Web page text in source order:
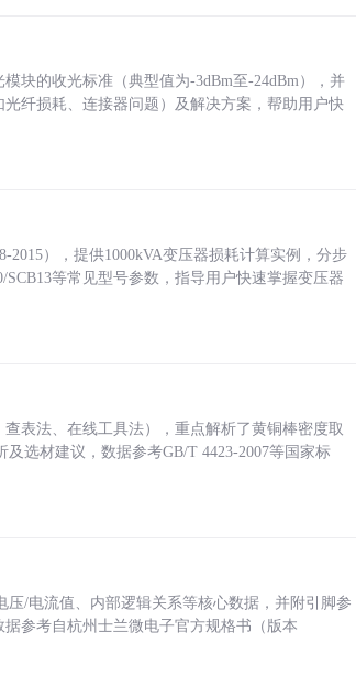
块的收光标准（典型值为-3dBm至-24dBm），并
纤损耗、连接器问题）及解决方案，帮助用户快
），提供1000kVA变压器损耗计算实例，分步
等常见型号参数，指导用户快速掌握变压器
表法、在线工具法），重点解析了黄铜棒密度取
选材建议，数据参考GB/T 4423-2007等国家标
/电流值、内部逻辑关系等核心数据，并附引脚参
参考自杭州士兰微电子官方规格书（版本